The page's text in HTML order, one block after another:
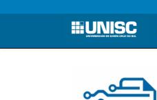
Skip